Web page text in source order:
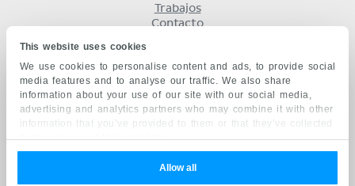
This website uses cookies
We use cookies to personalise content and ads, to provide social
media features and to analyse our traffic. We also share
information about your use of our site with our social media,
advertising and analytics partners who may combine it with other
information that you’ve provided to them or that they’ve collected
from your use of their services.
Allow all
Trabajos
Contacto
Términos y condiciones
Privacidad
KENHUB EN...
English
русский